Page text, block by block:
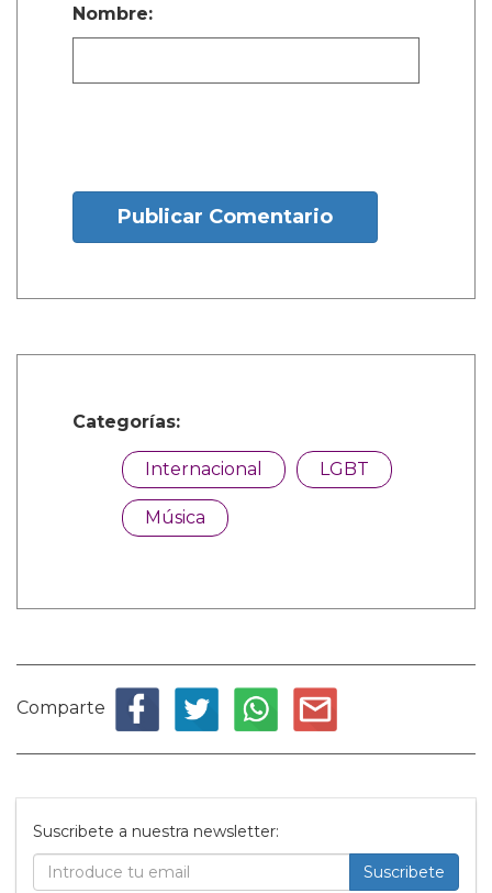
Nombre:
Publicar Comentario
Categorías:
Internacional LGBT
Música
Comparte
Suscribete a nuestra newsletter:
Suscribete